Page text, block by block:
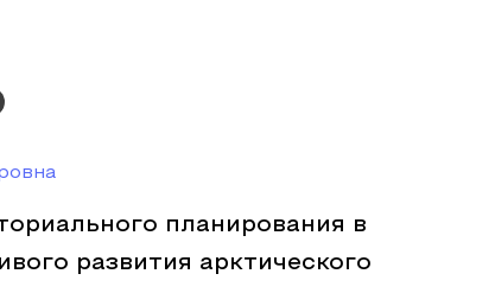
планирования в
развития арктического